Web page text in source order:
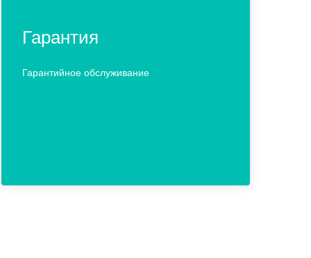
Гарантия
Гарантийное обслуживание